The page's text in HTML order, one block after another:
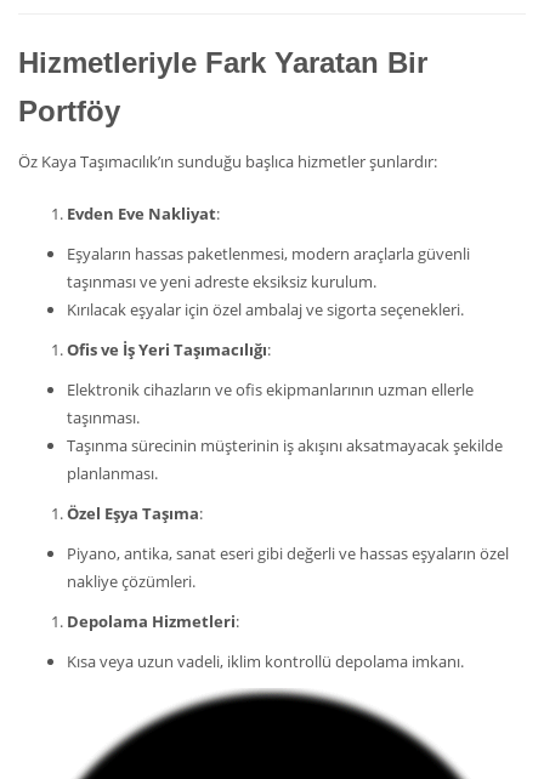
Hizmetleriyle Fark Yaratan Bir
Portföy
Öz Kaya Taşımacılık’ın sunduğu başlıca hizmetler şunlardır:
Evden Eve Nakliyat:
Eşyaların hassas paketlenmesi, modern araçlarla güvenli
taşınması ve yeni adreste eksiksiz kurulum.
Kırılacak eşyalar için özel ambalaj ve sigorta seçenekleri.
Ofis ve İş Yeri Taşımacılığı:
Elektronik cihazların ve ofis ekipmanlarının uzman ellerle
taşınması.
Taşınma sürecinin müşterinin iş akışını aksatmayacak şekilde
planlanması.
Özel Eşya Taşıma:
Piyano, antika, sanat eseri gibi değerli ve hassas eşyaların özel
nakliye çözümleri.
Depolama Hizmetleri:
Kısa veya uzun vadeli, iklim kontrollü depolama imkanı.